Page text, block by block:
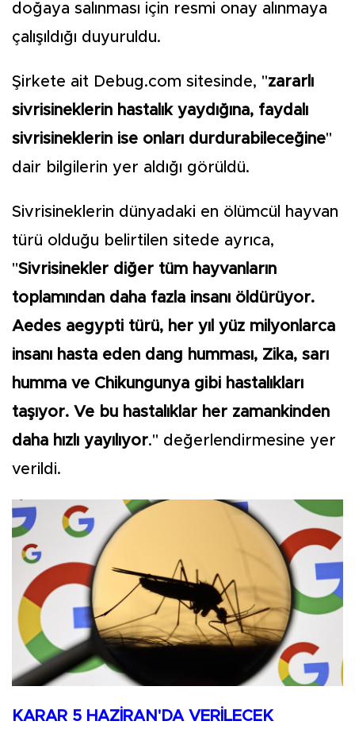
doğaya salınması için resmi onay alınmaya
çalışıldığı duyuruldu.
Şirkete ait Debug.com sitesinde, "zararlı
sivrisineklerin hastalık yaydığına, faydalı
sivrisineklerin ise onları durdurabileceğine"
dair bilgilerin yer aldığı görüldü.
Sivrisineklerin dünyadaki en ölümcül hayvan
türü olduğu belirtilen sitede ayrıca,
"Sivrisinekler diğer tüm hayvanların
toplamından daha fazla insanı öldürüyor.
Aedes aegypti türü, her yıl yüz milyonlarca
insanı hasta eden dang humması, Zika, sarı
humma ve Chikungunya gibi hastalıkları
taşıyor. Ve bu hastalıklar her zamankinden
daha hızlı yayılıyor." değerlendirmesine yer
verildi.
KARAR 5 HAZİRAN'DA VERİLECEK